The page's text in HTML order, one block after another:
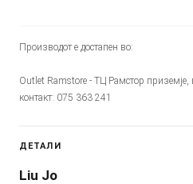
Производот е достапен во:
Outlet Ramstore - ТЦ Рамстор приземје,
контакт: 075 363 241
ДЕТАЛИ
Liu Jo